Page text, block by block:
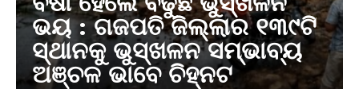
ଭୟ : ଗଜପତି ଜିଲ୍ଲାର ୧୩୯ଟି
ସ୍ଥାନକୁ ଭୁସ୍ଖଳନ ସମ୍ଭାବ୍ୟ
ଅଞ୍ଚଳ ଭାବେ ଚିହ୍ନଟ